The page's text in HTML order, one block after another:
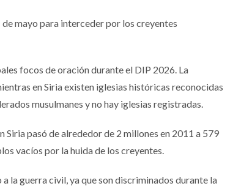
mayo para interceder por los creyentes
focos de oración durante el DIP 2026. La
en Siria existen iglesias históricas reconocidas
musulmanes y no hay iglesias registradas.
pasó de alrededor de 2 millones en 2011 a 579
vacíos por la huida de los creyentes.
la guerra civil, ya que son discriminados durante la